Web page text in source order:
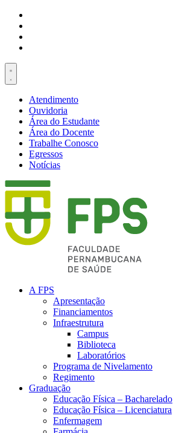
Atendimento
Ouvidoria
Área do Estudante
Área do Docente
Trabalhe Conosco
Egressos
Notícias
A FPS
Apresentação
Financiamentos
Infraestrutura
Campus
Biblioteca
Laboratórios
Programa de Nivelamento
Regimento
Graduação
Educação Física – Bacharelado
Educação Física – Licenciatura
Enfermagem